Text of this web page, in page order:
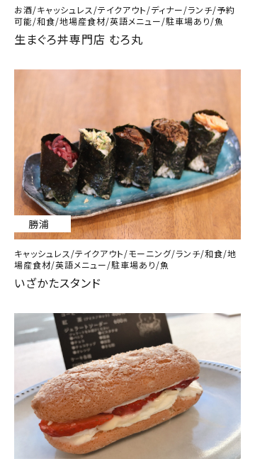
お酒/キャッシュレス/テイクアウト/ディナー/ランチ/予約
可能/和食/地場産食材/英語メニュー/駐車場あり/魚
生まぐろ丼専門店 むろ丸
勝浦
キャッシュレス/テイクアウト/モーニング/ランチ/和食/地
場産食材/英語メニュー/駐車場あり/魚
いざかたスタンド